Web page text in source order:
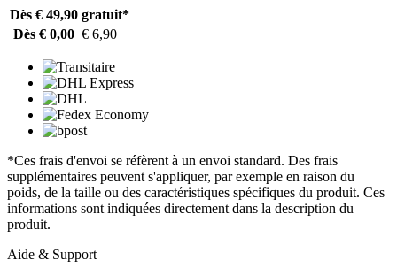
Dès € 49,90 gratuit*
Dès € 0,00 € 6,90
*Ces frais d'envoi se réfèrent à un envoi standard. Des frais
supplémentaires peuvent s'appliquer, par exemple en raison du
poids, de la taille ou des caractéristiques spécifiques du produit. Ces
informations sont indiquées directement dans la description du
produit.
Aide & Support